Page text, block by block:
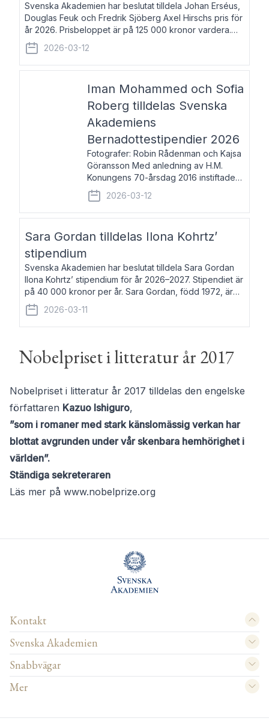
Svenska Akademien har beslutat tilldela Johan Erséus,
Douglas Feuk och Fredrik Sjöberg Axel Hirschs pris för
år 2026. Prisbeloppet är på 125 000 kronor vardera.
Johan Erséus, född 1959, är fackboksförfattare och
journalist med mångårigt för
2026-03-12
Iman Mohammed och Sofia
Roberg tilldelas Svenska
Akademiens
Bernadottestipendier 2026
Fotografer: Robin Rådenman och Kajsa
Göransson Med anledning av H.M.
Konungens 70-årsdag 2016 instiftade
fem av de kungliga akademierna det så
kallade Bernadotteprogrammet med
syfte att genom stipendier erbjuda stöd
2026-03-12
Sara Gordan tilldelas Ilona Kohrtz’
stipendium
Svenska Akademien har beslutat tilldela Sara Gordan
Ilona Kohrtz’ stipendium för år 2026–2027. Stipendiet är
på 40 000 kronor per år. Sara Gordan, född 1972, är
författare och översättare. Hon debuterade 2006 med
det prosalyriska verket En
2026-03-11
Nobelpriset i litteratur år 2017
Nobelpriset i litteratur år 2017 tilldelas den engelske
författaren Kazuo Ishiguro,
”som i romaner med stark känslomässig verkan har
blottat avgrunden under vår skenbara hemhörighet i
världen”.
Ständiga sekreteraren
Läs mer på www.nobelprize.org
Kontakt
Svenska Akademien
Snabbvägar
Mer